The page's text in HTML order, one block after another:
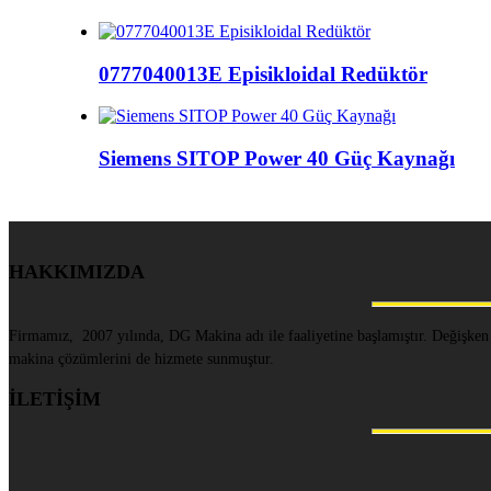
0777040013E Episikloidal Redüktör
Siemens SITOP Power 40 Güç Kaynağı
HAKKIMIZDA
Firmamız, 2007 yılında, DG Makina adı ile faaliyetine başlamıştır.
makina çözümlerini de hizmete sunmuştur.
İLETİŞİM